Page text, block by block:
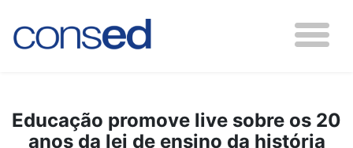
Educação promove live sobre os 20
anos da lei de ensino da história